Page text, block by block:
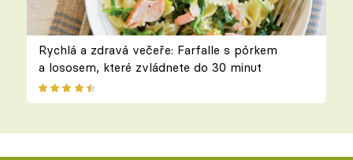
Rychlá a zdravá večeře: Farfalle s pórkem
a lososem, které zvládnete do 30 minut